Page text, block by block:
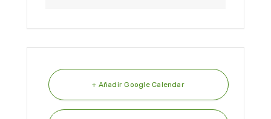
+ Añadir Google Calendar